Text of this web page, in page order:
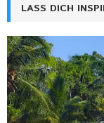
LASS DICH